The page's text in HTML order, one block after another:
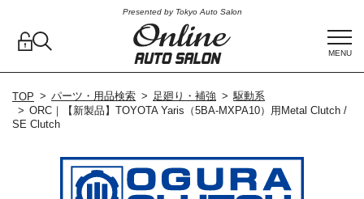
Presented by Tokyo Auto Salon
MENU
TOP パーツ・用品検索 足廻り・補強
駆動系
ORC｜【新製品】TOYOTA Yaris（5BA-MXPA10）用Metal Clutch /
SE Clutch